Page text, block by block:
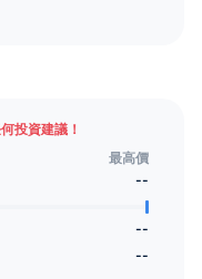
投資建議！
最高價
--
--
--